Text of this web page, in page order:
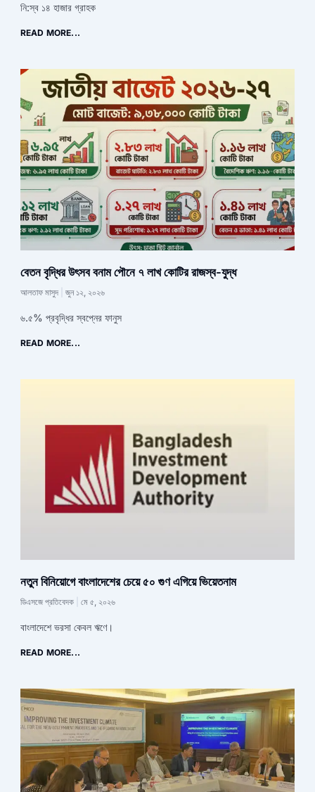
নি:স্ব ১৪ হাজার গ্রাহক
READ MORE...
বেতন বৃদ্ধির উৎসব বনাম পৌনে ৭ লাখ কোটির রাজস্ব-যুদ্ধ
আলতাফ মাসুদ জুন ১২, ২০২৬
৬.৫% প্রবৃদ্ধির স্বপ্নের ফানুস
READ MORE...
নতুন বিনিয়োগে বাংলাদেশের চেয়ে ৫০ গুণ এগিয়ে ভিয়েতনাম
ডিএসজে প্রতিবেদক মে ৫, ২০২৬
বাংলাদেশে ভরসা কেবল ঋণে।
READ MORE...